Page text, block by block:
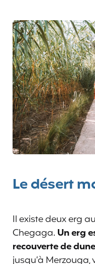
Le désert
Il existe deux erg
Chegaga. Un erg
recouverte de
jusqu’à Merzouga,